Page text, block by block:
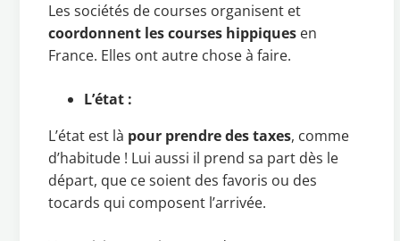
Les sociétés de courses organisent et
coordonnent les courses hippiques en
France. Elles ont autre chose à faire.
L’état :
L’état est là pour prendre des taxes, comme
d’habitude ! Lui aussi il prend sa part dès le
départ, que ce soient des favoris ou des
tocards qui composent l’arrivée.